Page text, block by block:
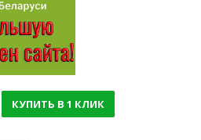
КУПИТЬ В 1 КЛИК